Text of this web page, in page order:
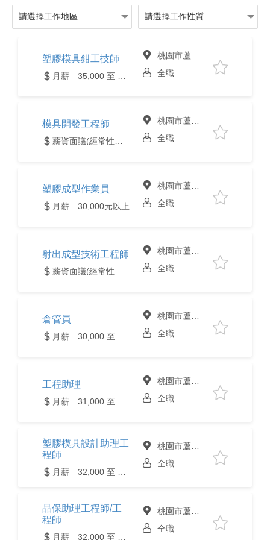
塑膠模具鉗工技師
桃園市蘆竹區
全職
模具開發工程師
桃園市蘆竹區
全職
塑膠成型作業員
月薪 30,000元以上
桃園市蘆竹區
全職
射出成型技術工程師
桃園市蘆竹區
全職
倉管員
桃園市蘆竹區
全職
工程助理
桃園市蘆竹區
全職
塑膠模具設計助理工
程師
桃園市蘆竹區
全職
品保助理工程師/工
程師
桃園市蘆竹區
全職